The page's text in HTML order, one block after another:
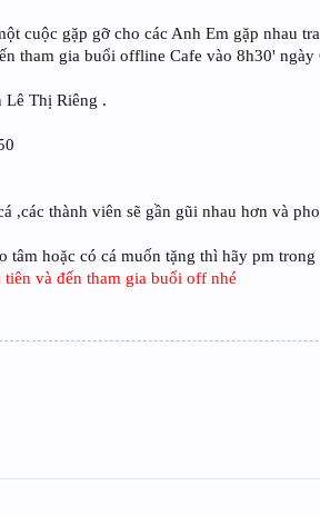
cuộc gặp gỡ cho các Anh Em gặp nhau
tham gia buổi offline Cafe vào 8h30'
Lê Thị Riêng .
thành viên sẽ gần gũi nhau hơn và
hoặc có cá muốn tặng thì hãy pm
và đến tham gia buổi off nhé